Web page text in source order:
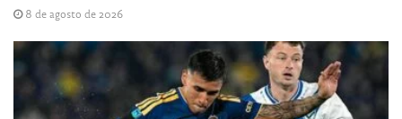
8 de agosto de 2026